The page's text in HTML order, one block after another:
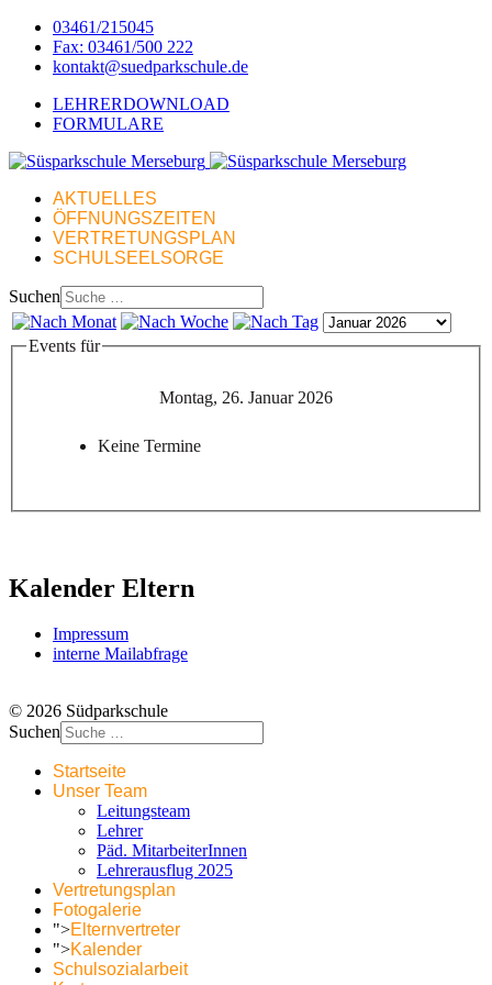
03461/215045
Fax: 03461/500 222
kontakt@suedparkschule.de
LEHRERDOWNLOAD
FORMULARE
AKTUELLES
ÖFFNUNGSZEITEN
VERTRETUNGSPLAN
SCHULSEELSORGE
Suchen
Events für
Montag, 26. Januar 2026
Keine Termine
Kalender Eltern
Impressum
interne Mailabfrage
© 2026 Südparkschule
Suchen
Startseite
Unser Team
Leitungsteam
Lehrer
Päd. MitarbeiterInnen
Lehrerausflug 2025
Vertretungsplan
Fotogalerie
">Elternvertreter
">Kalender
Schulsozialarbeit